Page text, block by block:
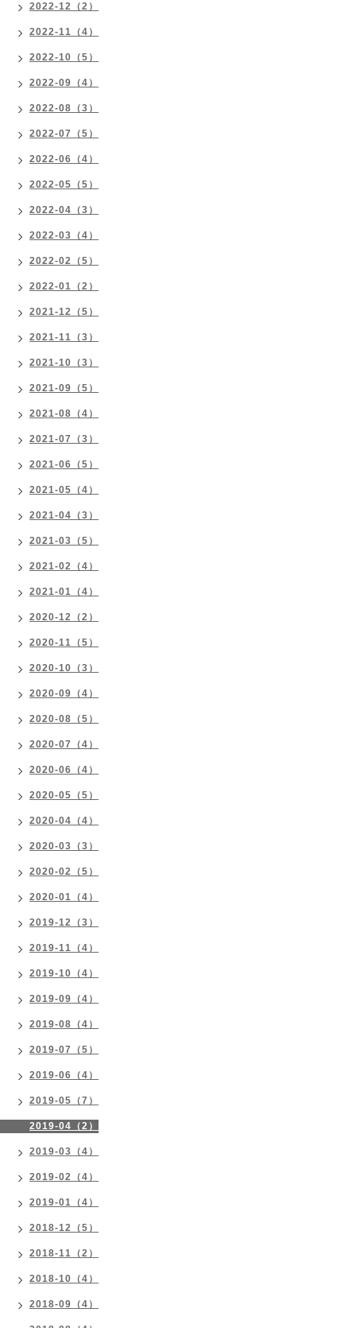
2022-12（2）
2022-11（4）
2022-10（5）
2022-09（4）
2022-08（3）
2022-07（5）
2022-06（4）
2022-05（5）
2022-04（3）
2022-03（4）
2022-02（5）
2022-01（2）
2021-12（5）
2021-11（3）
2021-10（3）
2021-09（5）
2021-08（4）
2021-07（3）
2021-06（5）
2021-05（4）
2021-04（3）
2021-03（5）
2021-02（4）
2021-01（4）
2020-12（2）
2020-11（5）
2020-10（3）
2020-09（4）
2020-08（5）
2020-07（4）
2020-06（4）
2020-05（5）
2020-04（4）
2020-03（3）
2020-02（5）
2020-01（4）
2019-12（3）
2019-11（4）
2019-10（4）
2019-09（4）
2019-08（4）
2019-07（5）
2019-06（4）
2019-05（7）
2019-04（2）
2019-03（4）
2019-02（4）
2019-01（4）
2018-12（5）
2018-11（2）
2018-10（4）
2018-09（4）